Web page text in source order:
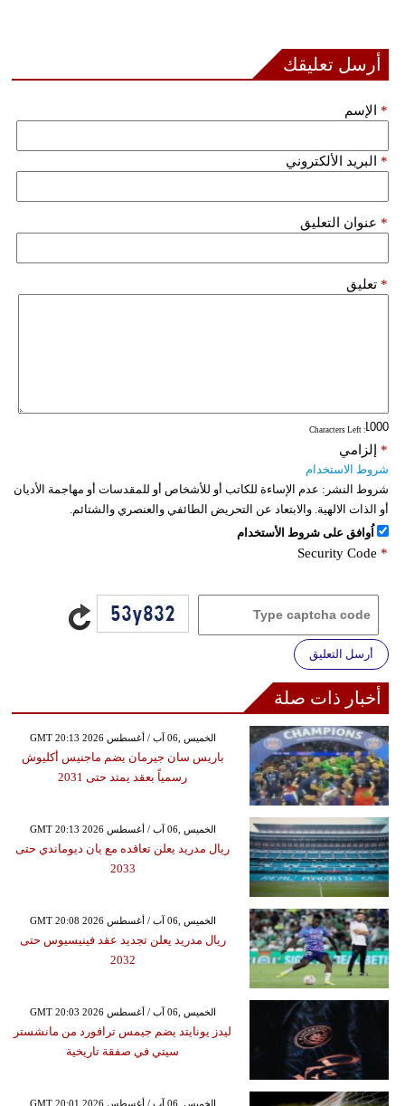
أرسل تعليقك
الإسم *
البريد الألكتروني *
عنوان التعليق *
تعليق *
: Characters Left
إلزامي *
شروط الاستخدام
شروط النشر: عدم الإساءة للكاتب أو للأشخاص أو للمقدسات أو مهاجمة الأديان
أو الذات الالهية. والابتعاد عن التحريض الطائفي والعنصري والشتائم.
اُوافق على شروط الأستخدام
Security Code *
أرسل التعليق
أخبار ذات صلة
GMT 20:13 2026 الخميس ,06 آب / أغسطس
باريس سان جيرمان يضم ماجنيس أكليوش
رسمياً بعقد يمتد حتى 2031
GMT 20:13 2026 الخميس ,06 آب / أغسطس
ريال مدريد يعلن تعاقده مع يان ديوماندي حتى
2033
GMT 20:08 2026 الخميس ,06 آب / أغسطس
ريال مدريد يعلن تجديد عقد فينيسيوس حتى
2032
GMT 20:03 2026 الخميس ,06 آب / أغسطس
ليدز يونايتد يضم جيمس ترافورد من مانشستر
سيتي في صفقة تاريخية
GMT 20:01 2026 الخميس ,06 آب / أغسطس